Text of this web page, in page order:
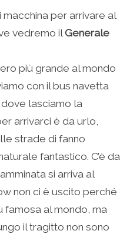
per arrivare al
vedremo ilGenerale
più grande al mondo
con il bus navetta
lasciamo la
arrivarci è da urlo,
strade di fanno
fantastico. C’è da
si arriva al
non ci è uscito perché
famosa al mondo, ma
il tragitto non sono